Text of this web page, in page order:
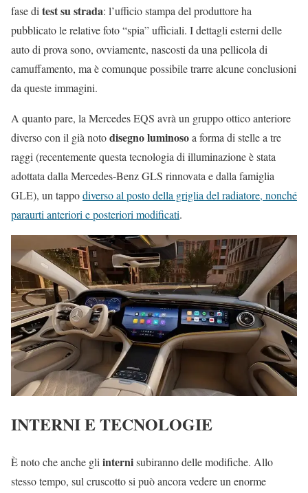
fase ditest su strada: l’ufficio stampa del produttore ha
pubblicato le relative foto “spia” ufficiali. I dettagli esterni delle
auto di prova sono, ovviamente, nascosti da una pellicola di
camuffamento, ma è comunque possibile trarre alcune conclusioni
da queste immagini.
A quanto pare, la Mercedes EQS avrà un gruppo ottico anteriore
diverso con il già notodisegno luminosoa forma di stelle a tre
raggi (recentemente questa tecnologia di illuminazione è stata
adottata dalla Mercedes-Benz GLS rinnovata e dalla famiglia
GLE), un tappodiverso al posto della griglia del radiatore, nonché
paraurti anteriori e posteriori modificati.
INTERNI E TECNOLOGIE
È noto che anche gli internisubiranno delle modifiche. Allo
stesso tempo, sul cruscotto si può ancora vedere un enorme